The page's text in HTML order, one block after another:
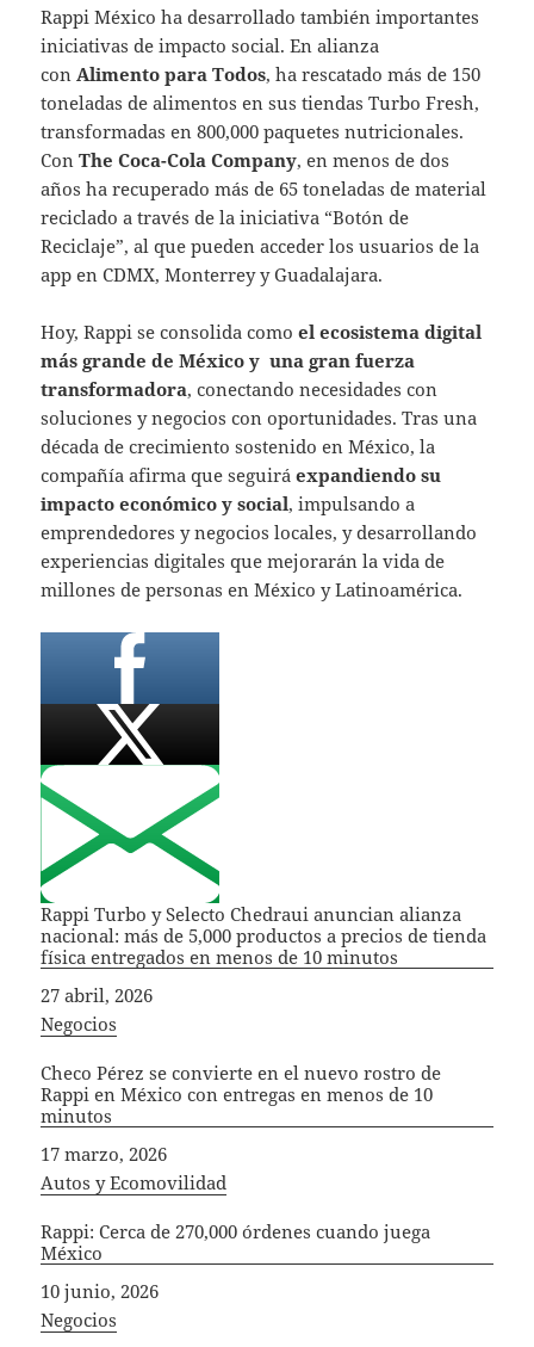
Rappi México ha desarrollado también importantes
iniciativas de impacto social. En alianza
con Alimento para Todos, ha rescatado más de 150
toneladas de alimentos en sus tiendas Turbo Fresh,
transformadas en 800,000 paquetes nutricionales.
ConThe Coca-Cola Company, en menos de dos
años ha recuperado más de 65 toneladas de material
reciclado a través de la iniciativa “Botón de
Reciclaje”, al que pueden acceder los usuarios de la
app en CDMX, Monterrey y Guadalajara.
Hoy, Rappi se consolida comoel ecosistema digital
más grande de México y una gran fuerza
transformadora, conectando necesidades con
soluciones y negocios con oportunidades. Tras una
década de crecimiento sostenido en México, la
compañía afirma que seguiráexpandiendo su
impacto económico y social, impulsando a
emprendedores y negocios locales, y desarrollando
experiencias digitales que mejorarán la vida de
millones de personas en México y Latinoamérica.
Rappi Turbo y Selecto Chedraui anuncian alianza
nacional: más de 5,000 productos a precios de tienda
física entregados en menos de 10 minutos
Fecha
27 abril, 2026
In relation to
Negocios
Checo Pérez se convierte en el nuevo rostro de
Rappi en México con entregas en menos de 10
minutos
Fecha
17 marzo, 2026
In relation to
Autos y Ecomovilidad
Rappi: Cerca de 270,000 órdenes cuando juega
México
Fecha
10 junio, 2026
In relation to
Negocios